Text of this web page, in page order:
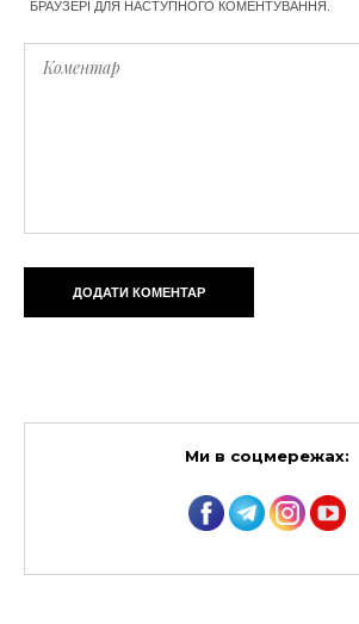
БРАУЗЕРІ ДЛЯ НАСТУПНОГО КОМЕНТУВАННЯ.
Ми в соцмережах: